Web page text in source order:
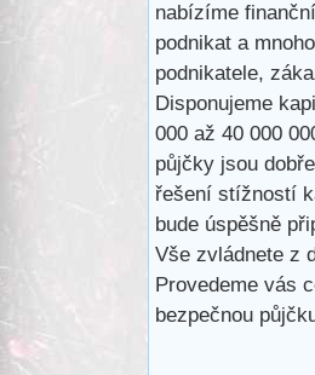
nabízíme
podnikat a
podnikatele,
Disponujeme
000 až 40 000
půjčky jsou
řešení stížností
bude úspěšně
Vše zvládnete z
Provedeme vás
bezpečnou